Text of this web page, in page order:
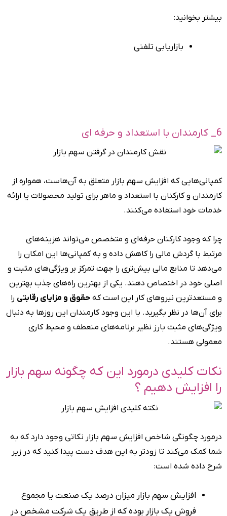
بیشتر بخوانید:
بازاریابی تلفنی
6_ کارمندان با استعداد و حرفه ای
کمپانی‌هایی که افزایش سهم بازار متعلق به آن‌هاست، همواره از
کارمندان و کارکنان با استعداد و ماهر برای تولید محصولات یا ارائه
خدمات خود استفاده می‌کنند.
چرا که وجود کارکنان حرفه‌ای و متخصص می‌تواند‌ هزینه‌های
مرتبط با گردش مالی را کاهش داده و به کمپانی‌ها این امکان را
می‌دهد تا منابع مالی بیش‌تری را جهت تمرکز بر ویژگی‌های مثبت و
اصلی خود در اختصاص دهند. یکی از بهترین راه‌های جذب بهترین
و مستعدترین نیروهای کار این است که حقوق و مزایای رقابتی را
برای آن‌ها در نظر بگیرید. با این وجود کارمندان این روزها به دنبال
ویژگی‌های مثبت بارز نظیر برنامه‌های منعطف و محیط کاری
معمولی هستند.
نکات کلیدی درمورد این‌ که چگونه سهم بازار
را افزایش دهیم ؟
درمورد چگونگی شاخص افزایش سهم بازار نکاتی وجود دارد که به
شما کمک می‌کند تا زودتر به این هدف دست پیدا کنید که در زیر
شرح داده شده است:
افزایش سهم بازار میزان درصد یک صنعت یا مجموع
فروش یک بازار بوده که از طریق یک شرکت مشخص در